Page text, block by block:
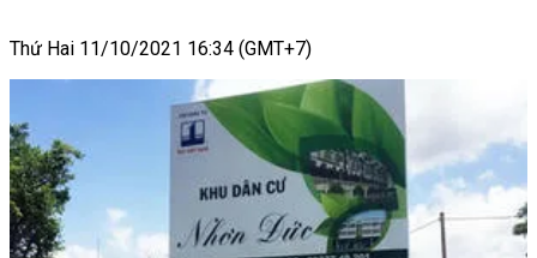
Thứ Hai 11/10/2021 16:34 (GMT+7)